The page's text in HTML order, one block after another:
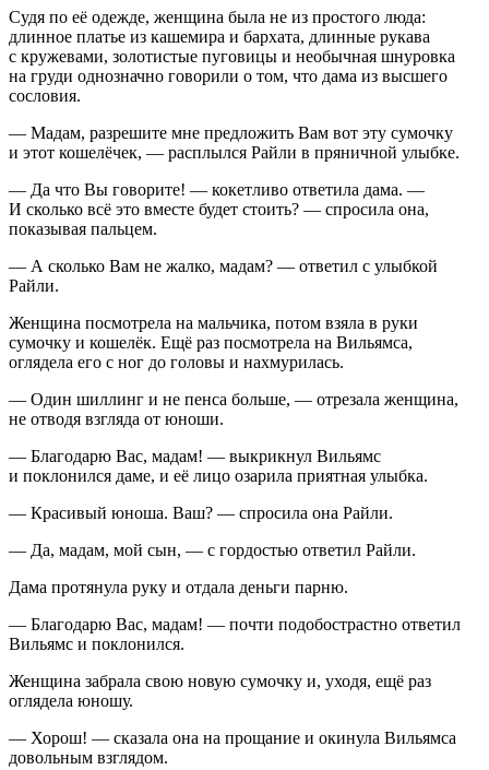
Судя по её одежде, женщина была не из простого люда:
длинное платье из кашемира и бархата, длинные рукава
с кружевами, золотистые пуговицы и необычная шнуровка
на груди однозначно говорили о том, что дама из высшего
сословия.
— Мадам, разрешите мне предложить Вам вот эту сумочку
и этот кошелёчек, — расплылся Райли в пряничной улыбке.
— Да что Вы говорите! — кокетливо ответила дама. —
И сколько всё это вместе будет стоить? — спросила она,
показывая пальцем.
— А сколько Вам не жалко, мадам? — ответил с улыбкой
Райли.
Женщина посмотрела на мальчика, потом взяла в руки
сумочку и кошелёк. Ещё раз посмотрела на Вильямса,
оглядела его с ног до головы и нахмурилась.
— Один шиллинг и не пенса больше, — отрезала женщина,
не отводя взгляда от юноши.
— Благодарю Вас, мадам! — выкрикнул Вильямс
и поклонился даме, и её лицо озарила приятная улыбка.
— Красивый юноша. Ваш? — спросила она Райли.
— Да, мадам, мой сын, — с гордостью ответил Райли.
Дама протянула руку и отдала деньги парню.
— Благодарю Вас, мадам! — почти подобострастно ответил
Вильямс и поклонился.
Женщина забрала свою новую сумочку и, уходя, ещё раз
оглядела юношу.
— Хорош! — сказала она на прощание и окинула Вильямса
довольным взглядом.